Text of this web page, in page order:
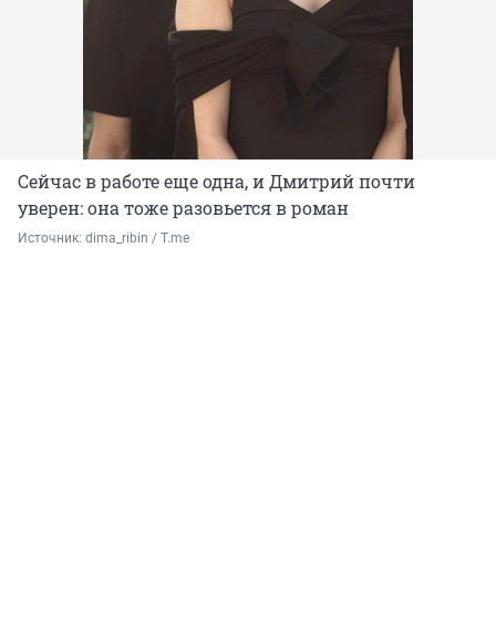
Сейчас в работе еще одна, и Дмитрий почти
уверен: она тоже разовьется в роман
Источник: dima_ribin / T.me